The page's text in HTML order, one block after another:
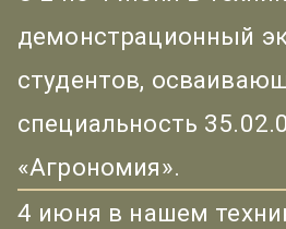
демонстрационный
студентов,
специальность
«Агрономия».
4 июня в нашем